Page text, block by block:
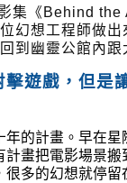
集 《Behind
幻想工程師做出
到幽靈公館內跟
遊戲，但是
年的計畫。早在星
計畫把電影場景搬
多的幻想就停留